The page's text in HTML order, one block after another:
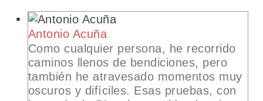
Antonio Acuña
Como cualquier persona, he recorrido
caminos llenos de bendiciones, pero
también he atravesado momentos muy
oscuros y difíciles. Esas pruebas, con